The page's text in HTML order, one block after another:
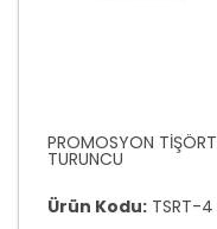
PROMOSYON TİŞÖRT
TURUNCU
Ürün Kodu: TSRT-4